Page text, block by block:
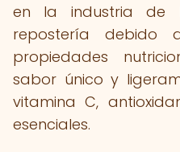
en la industria de
repostería debido
propiedades
sabor único y
vitamina C,
esenciales.